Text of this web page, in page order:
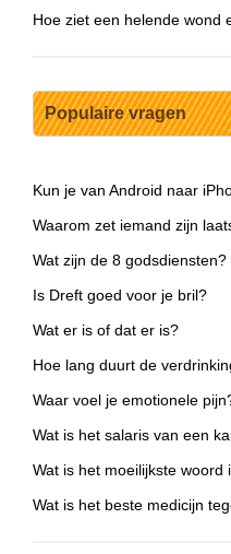
Hoe ziet een helende wond
Populaire vragen
Kun je van Android naar
Waarom zet iemand zijn
Wat zijn de 8 godsdiensten?
Is Dreft goed voor je bril?
Wat er is of dat er is?
Hoe lang duurt de
Waar voel je emotionele
Wat is het salaris van een
Wat is het moeilijkste
Wat is het beste medicijn